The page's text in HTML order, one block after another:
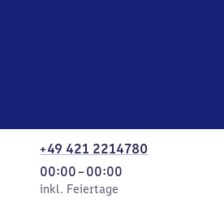
+49 421 2214780
inkl. Feiertage
00:00–00:00
Von
0
inkl. Feiertage